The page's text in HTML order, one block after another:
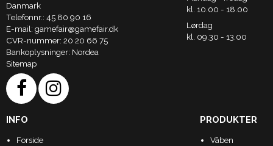
Danmark
Telefonnr.: 45 80 90 16
E-mail: gamefair@gamefair.dk
CVR-nummer: 20 20 66 75
Bankoplysninger: Nordea
Sitemap
kl. 10.00 - 18.00
Lørdag
kl. 09.30 - 13.00
INFO
Forside
PRODUKTER
Våben